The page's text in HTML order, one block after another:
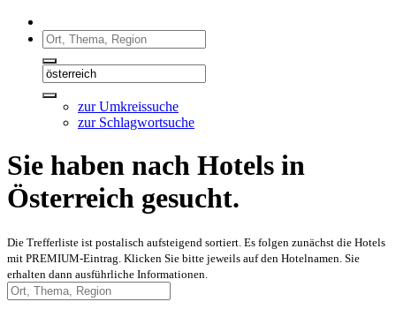
zur Umkreissuche
zur Schlagwortsuche
Sie haben nach Hotels in
Österreich gesucht.
Die Trefferliste ist postalisch aufsteigend sortiert. Es folgen zunächst die Hotels
mit PREMIUM-Eintrag. Klicken Sie bitte jeweils auf den Hotelnamen. Sie
erhalten dann ausführliche Informationen.